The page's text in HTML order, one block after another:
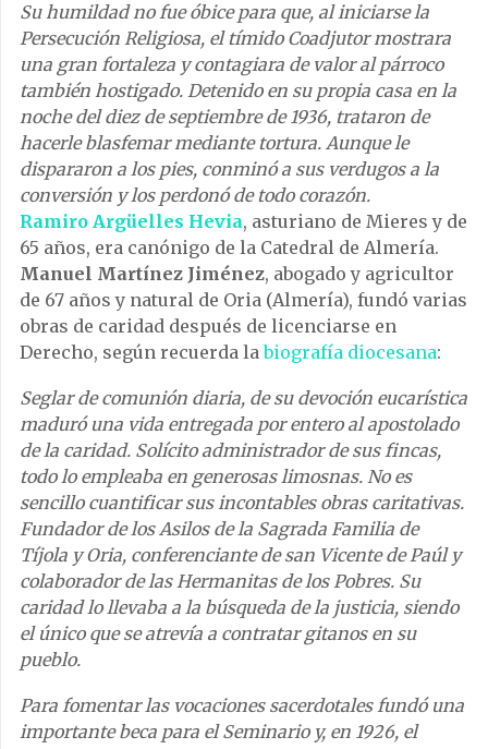
Su humildad no fue óbice para que, al iniciarse la
Persecución Religiosa, el tímido Coadjutor mostrara
una gran fortaleza y contagiara de valor al párroco
también hostigado. Detenido en su propia casa en la
noche del diez de septiembre de 1936, trataron de
hacerle blasfemar mediante tortura. Aunque le
dispararon a los pies, conminó a sus verdugos a la
conversión y los perdonó de todo corazón.
Ramiro Argüelles Hevia, asturiano de Mieres y de
65 años, era canónigo de la Catedral de Almería.
Manuel Martínez Jiménez, abogado y agricultor
de 67 años y natural de Oria (Almería), fundó varias
obras de caridad después de licenciarse en
Derecho, según recuerda labiografía diocesana:
Seglar de comunión diaria, de su devoción eucarística
maduró una vida entregada por entero al apostolado
de la caridad. Solícito administrador de sus fincas,
todo lo empleaba en generosas limosnas. No es
sencillo cuantificar sus incontables obras caritativas.
Fundador de los Asilos de la Sagrada Familia de
Tíjola y Oria, conferenciante de san Vicente de Paúl y
colaborador de las Hermanitas de los Pobres. Su
caridad lo llevaba a la búsqueda de la justicia, siendo
el único que se atrevía a contratar gitanos en su
pueblo.
Para fomentar las vocaciones sacerdotales fundó una
importante beca para el Seminario y, en 1926, el